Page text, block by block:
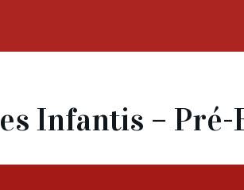
Infantis – Pré-